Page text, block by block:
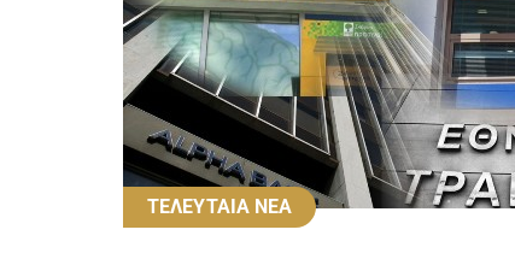
ΤΕΛΕΥΤΑΙΑ ΝΕΑ